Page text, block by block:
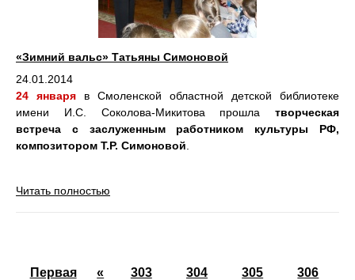
«Зимний вальс» Татьяны Симоновой
24.01.2014
24 января в Смоленской областной детской библиотеке
имени И.С. Соколова-Микитова прошла
творческая
встреча с заслуженным работником культуры РФ,
композитором Т.Р. Симоновой
Читать полностью
Первая « 303 304 305 306